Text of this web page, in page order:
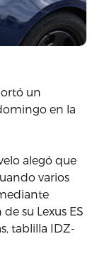
un
en la
alegó que
varios
su Lexus ES
tablilla IDZ-